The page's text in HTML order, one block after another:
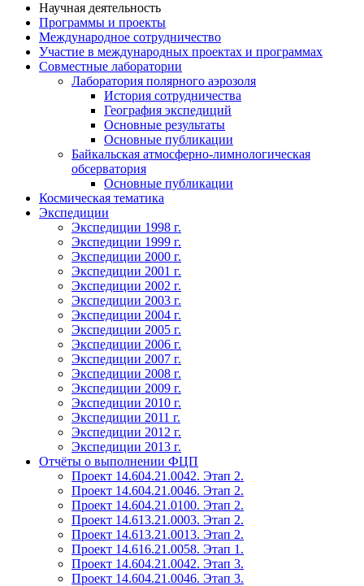
Научная деятельность
Программы и проекты
Международное сотрудничество
Участие в международных проектах и программах
Совместные лаборатории
Лаборатория полярного аэрозоля
История сотрудничества
География экспедиций
Основные результаты
Основные публикации
Байкальская атмосферно-лимнологическая
обсерватория
Основные публикации
Космическая тематика
Экспедиции
Экспедиции 1998 г.
Экспедиции 1999 г.
Экспедиции 2000 г.
Экспедиции 2001 г.
Экспедиции 2002 г.
Экспедиции 2003 г.
Экспедиции 2004 г.
Экспедиции 2005 г.
Экспедиции 2006 г.
Экспедиции 2007 г.
Экспедиции 2008 г.
Экспедиции 2009 г.
Экспедиции 2010 г.
Экспедиции 2011 г.
Экспедиции 2012 г.
Экспедиции 2013 г.
Отчёты о выполнении ФЦП
Проект 14.604.21.0042. Этап 2.
Проект 14.604.21.0046. Этап 2.
Проект 14.604.21.0100. Этап 2.
Проект 14.613.21.0003. Этап 2.
Проект 14.613.21.0013. Этап 2.
Проект 14.616.21.0058. Этап 1.
Проект 14.604.21.0042. Этап 3.
Проект 14.604.21.0046. Этап 3.